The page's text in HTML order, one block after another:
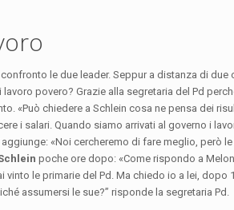
le due leader. Seppur a distanza di due
povero? Grazie alla segretaria del Pd
«Può chiedere a Schlein cosa ne pensa dei
i salari. Quando siamo arrivati al governo i
«Noi cercheremo di fare meglio, però
poche ore dopo: «Come rispondo a
le primarie del Pd. Ma chiedo io a lei, dopo
assumersi le sue?” risponde la segretaria Pd.